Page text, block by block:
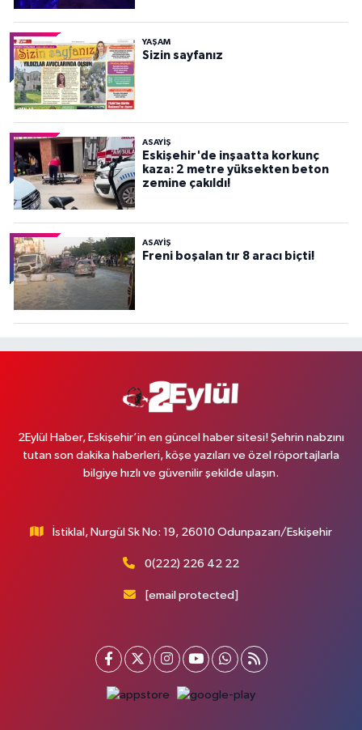
YAŞAM
Sizin sayfanız
ASAYİŞ
Eskişehir'de inşaatta korkunç
kaza: 2 metre yüksekten beton
zemine çakıldı!
ASAYİŞ
Freni boşalan tır 8 aracı biçti!
2Eylül Haber, Eskişehir’in en güncel haber sitesi! Şehrin nabzını
tutan son dakika haberleri, köşe yazıları ve özel röportajlarla
bilgiye hızlı ve güvenilir şekilde ulaşın.
İstiklal, Nurgül Sk No: 19, 26010 Odunpazarı/Eskişehir
0(222) 226 42 22
[email protected]